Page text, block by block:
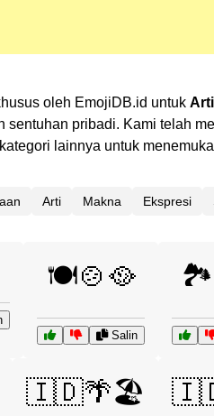
oleh EmojiDB.id untuk
pribadi. Kami telah
lainnya untuk
Arti Makna Ekspresi
🍽️🍲🥘
Salin
🇮🇩🌴🏖️